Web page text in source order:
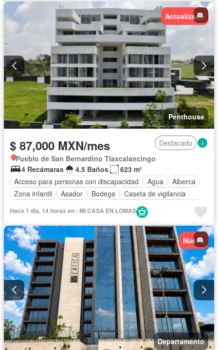
Chimenea
Cisterna Cocina equipada
Cocina integral
Cuarto de Limpieza
Cuarto de servicio
Electricidad
Elevador Estacionamiento
Gas natural
Internet Jacuzzi Jardín
Despacho
Recámara con closet
Azotea Sala polivalente
Sauna
Seguridad
Televisión por cable
Terraza
Vista panorámica
Wifi Zonas verdes
Permite mascotas
Permite niños
Solo familias Sin amueblar
Actualizado
Penthouse
$ 87,000 MXN/mes
Destacado
Pueblo de San Bernardino Tlaxcalancingo
4 Recámaras
4.5 Baños
623 m²
Acceso para personas con discapacidad
Agua
Alberca
Zona infantil
Asador Bodega
Caseta de vigilancia
Cisterna
Cocina equipada
Cuarto de Limpieza
Cuarto de servicio
Electricidad
Elevador
Estacionamiento
Gas natural Gimnasio
Internet
Jardín
Recámara con closet Azotea
Sala polivalente
Seguridad
Televisión por cable
Terraza
Vista panorámica
Wifi Zonas verdes
Permite mascotas
Permite niños
Solo familias Sin amueblar
Hace 1 día, 14 horas en - MI CASA EN LOMAS
Nuevo
Departamento